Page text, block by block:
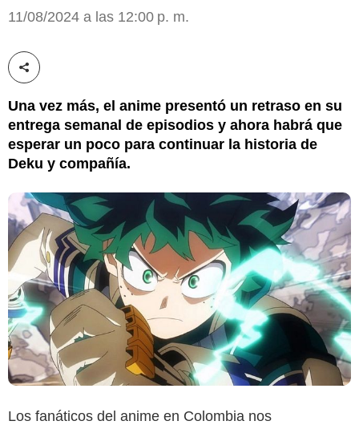
11/08/2024 a las 12:00 p. m.
Compartir esta noticia
Una vez más, el anime presentó un retraso en su
entrega semanal de episodios y ahora habrá que
esperar un poco para continuar la historia de
Deku y compañía.
Los fanáticos del anime en Colombia nos